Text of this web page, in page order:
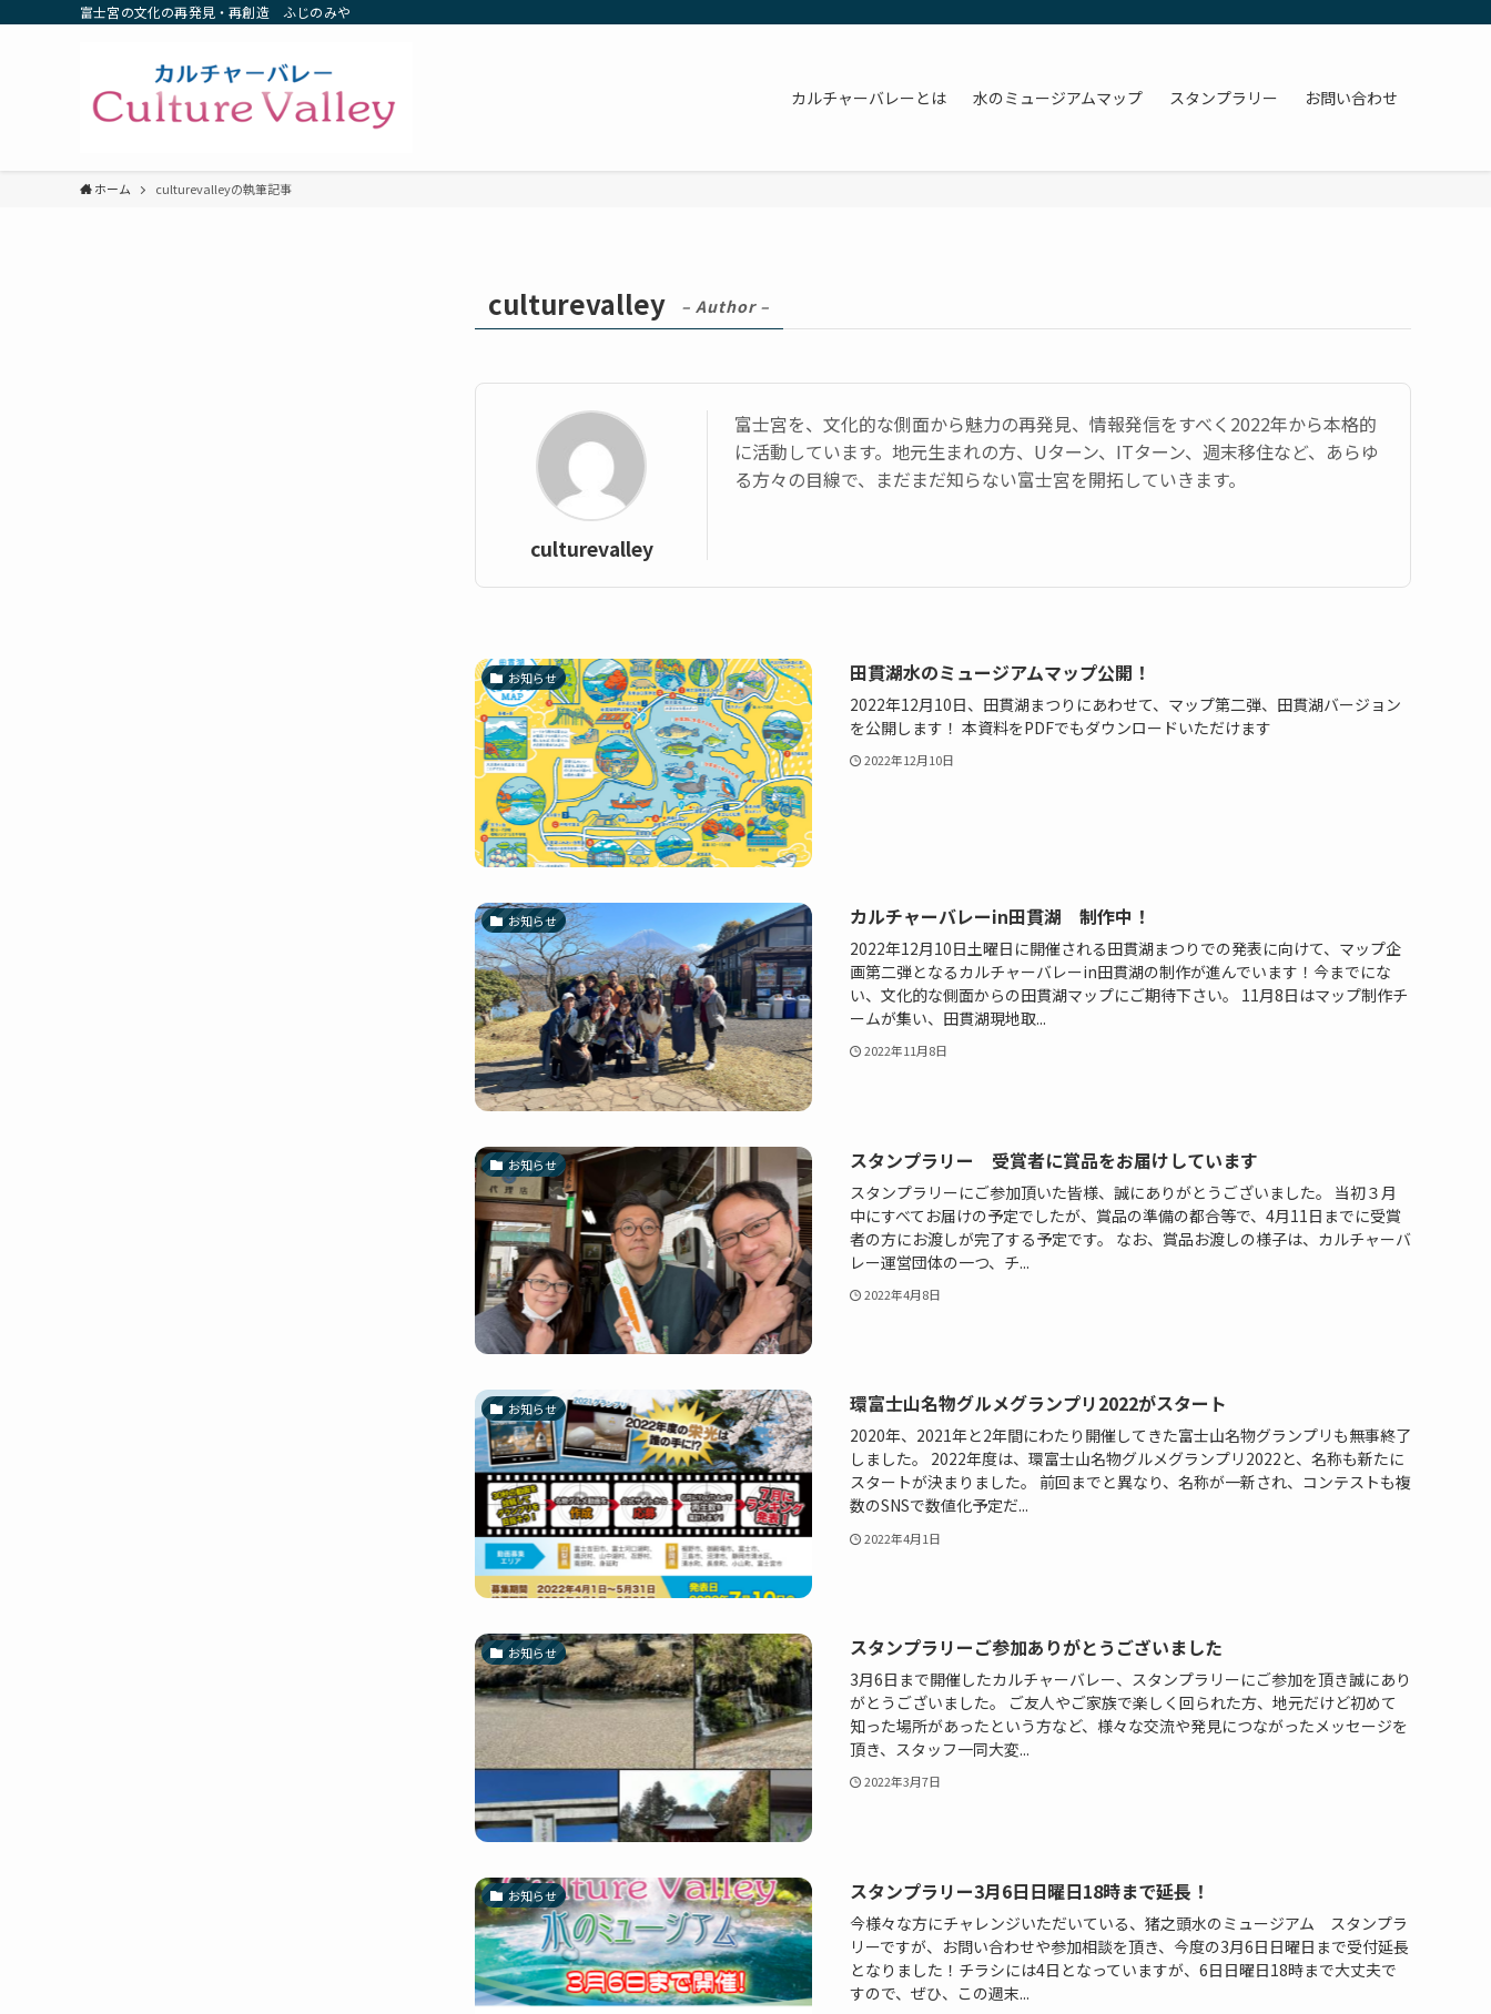
富士宮の文化の再発見・再創造 ふじのみや
カルチャーバレーとは 水のミュージアムマップ スタンプラリー お問い合わせ
ホーム culturevalleyの執筆記事
culturevalley – Author –
culturevalley
富士宮を、文化的な側面から魅力の再発見、情報発信をすべく2022年から本格的
に活動しています。地元生まれの方、Uターン、ITターン、週末移住など、あらゆ
る方々の目線で、まだまだ知らない富士宮を開拓していきます。
お知らせ 田貫湖水のミュージアムマップ公開！
2022年12月10日、田貫湖まつりにあわせて、マップ第二弾、田貫湖バージョン
を公開します！ 本資料をPDFでもダウンロードいただけます
2022年12月10日
お知らせ カルチャーバレーin田貫湖 制作中！
2022年12月10日土曜日に開催される田貫湖まつりでの発表に向けて、マップ企
画第二弾となるカルチャーバレーin田貫湖の制作が進んでいます！今までにな
い、文化的な側面からの田貫湖マップにご期待下さい。 11月8日はマップ制作チ
ームが集い、田貫湖現地取...
2022年11月8日
お知らせ スタンプラリー 受賞者に賞品をお届けしています
スタンプラリーにご参加頂いた皆様、誠にありがとうございました。 当初３月
中にすべてお届けの予定でしたが、賞品の準備の都合等で、4月11日までに受賞
者の方にお渡しが完了する予定です。 なお、賞品お渡しの様子は、カルチャーバ
レー運営団体の一つ、チ...
2022年4月8日
お知らせ 環富士山名物グルメグランプリ2022がスタート
2020年、2021年と2年間にわたり開催してきた富士山名物グランプリも無事終了
しました。 2022年度は、環富士山名物グルメグランプリ2022と、名称も新たに
スタートが決まりました。 前回までと異なり、名称が一新され、コンテストも複
数のSNSで数値化予定だ...
2022年4月1日
お知らせ スタンプラリーご参加ありがとうございました
3月6日まで開催したカルチャーバレー、スタンプラリーにご参加を頂き誠にあり
がとうございました。 ご友人やご家族で楽しく回られた方、地元だけど初めて
知った場所があったという方など、様々な交流や発見につながったメッセージを
頂き、スタッフ一同大変...
2022年3月7日
お知らせ スタンプラリー3月6日日曜日18時まで延長！
今様々な方にチャレンジいただいている、猪之頭水のミュージアム スタンプラ
リーですが、お問い合わせや参加相談を頂き、今度の3月6日日曜日まで受付延長
となりました！チラシには4日となっていますが、6日日曜日18時まで大丈夫で
すので、ぜひ、この週末...